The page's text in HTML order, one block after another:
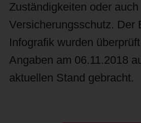
Zuständigkeiten oder auch
Versicherungsschutz. Der
Infografik wurden
Angaben am 06.11.2018
aktuellen Stand gebracht.